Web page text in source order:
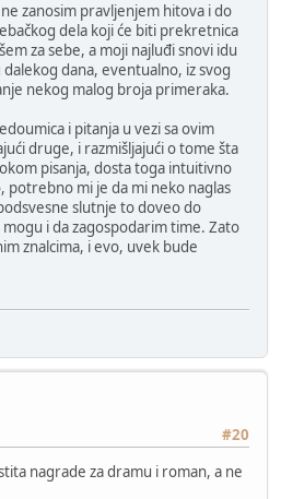
zanosim pravljenjem hitova i do
dela koji će biti prekretnica
za sebe, a moji najluđi snovi idu
dana, eventualno, iz svog
nekog malog broja primeraka.
i pitanja u vezi sa ovim
druge, i razmišljajući o tome šta
pisanja, dosta toga intuitivno
potrebno mi je da mi neko naglas
slutnje to doveo do
i da zagospodarim time. Zato
znalcima, i evo, uvek bude
#20
nagrade za dramu i roman, a ne